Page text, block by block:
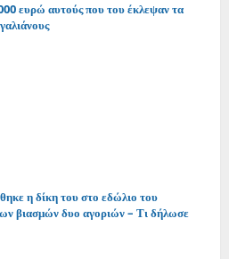
ευρώ αυτούς που του έκλεψαν τα
η δίκη του στο εδώλιο του
βιασμών δυο αγοριών – Τι δήλωσε